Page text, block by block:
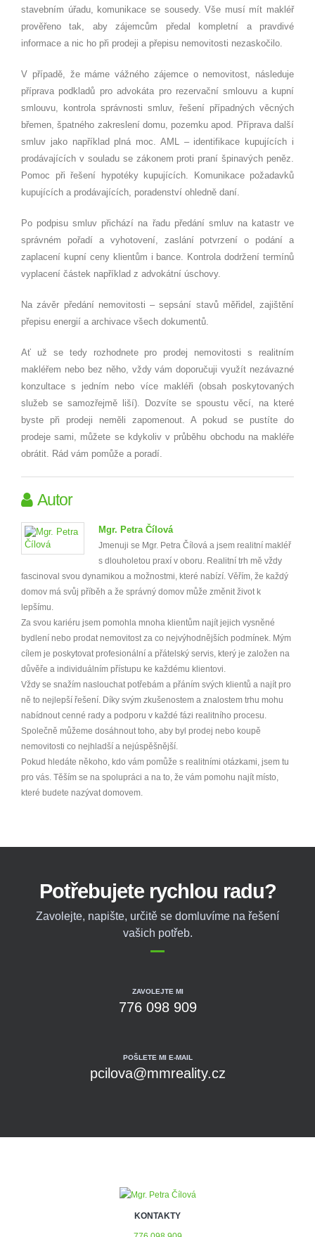
stavebním úřadu, komunikace se sousedy. Vše musí mít makléř
prověřeno tak, aby zájemcům předal kompletní a pravdivé
informace a nic ho při prodeji a přepisu nemovitosti nezaskočilo.
V případě, že máme vážného zájemce o nemovitost, následuje
příprava podkladů pro advokáta pro rezervační smlouvu a kupní
smlouvu, kontrola správnosti smluv, řešení případných věcných
břemen,špatného zakreslení domu, pozemku apod. Příprava další
smluv jako například plná moc. AML – identifikace kupujících i
prodávajících vsouladu se zákonem proti praní špinavých peněz.
Pomoc při řešení hypotéky kupujících. Komunikace požadavků
kupujících a prodávajících, poradenství ohledně daní.
Po podpisu smluv přichází na řadu předání smluv na katastr ve
správném pořadí a vyhotovení, zaslání potvrzení o podání a
zaplacení kupní ceny klientům i bance. Kontrola dodržení termínů
vyplacení částek například z advokátní úschovy.
Na závěr předání nemovitosti – sepsání stavů měřidel, zajištění
přepisu energií a archivace všech dokumentů.
Ať už se tedy rozhodnete pro prodej nemovitosti s realitním
makléřem nebo bez něho, vždy vám doporučuji využít nezávazné
konzultace s jedním nebo více makléři (obsah poskytovaných
služeb se samozřejmě liší). Dozvíte se spoustu věcí, na které
byste při prodeji neměli zapomenout. A pokud se pustíte do
prodeje sami, můžete se kdykoliv v průběhu obchodu na makléře
obrátit. Rád vám pomůže a poradí.
Autor
Mgr. Petra Čílová
Jmenuji se Mgr. Petra Čílová a jsem realitní makléř
s dlouholetou praxí v oboru. Realitní trh mě vždy
fascinoval svou dynamikou a možnostmi, které nabízí. Věřím, že každý
domov má svůj příběh a že správný domov může změnit život k
lepšímu.
Za svou kariéru jsem pomohla mnoha klientům najít jejich vysněné
bydlení nebo prodat nemovitost za co nejvýhodnějších podmínek. Mým
cílem je poskytovat profesionální a přátelský servis, který je založen na
důvěře a individuálním přístupu ke každému klientovi.
Vždy se snažím naslouchat potřebám a přáním svých klientů a najít pro
ně to nejlepší řešení. Díky svým zkušenostem a znalostem trhu mohu
nabídnout cenné rady a podporu v každé fázi realitního procesu.
Společně můžeme dosáhnout toho, aby byl prodej nebo koupě
nemovitosti co nejhladší a nejúspěšnější.
Pokud hledáte někoho, kdo vám pomůže s realitními otázkami, jsem tu
pro vás. Těším se na spolupráci a na to, že vám pomohu najít místo,
které budete nazývat domovem.
Potřebujete rychlou radu?
Zavolejte, napište, určitě se domluvíme na řešení
vašich potřeb.
ZAVOLEJTE MI
776 098 909
POŠLETE MI E-MAIL
pcilova@mmreality.cz
KONTAKTY